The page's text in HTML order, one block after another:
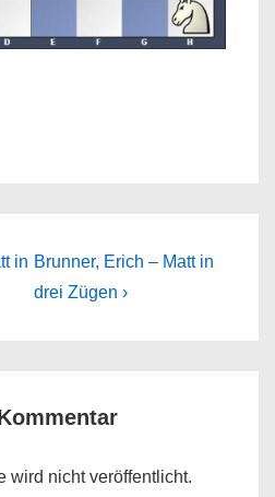
in Next
Post
Brunner, Erich – Matt in
drei Zügen ›
wird nicht veröffentlicht.